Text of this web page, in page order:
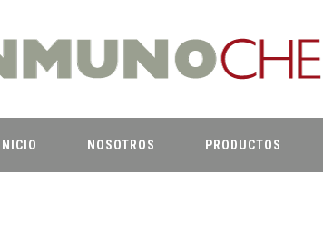
INICIO NOSOTROS PRODUCTOS